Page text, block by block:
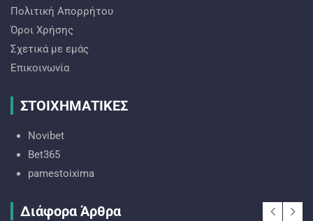
Πολιτική Απορρήτου
Όροι Χρήσης
Σχετικά με εμάς
Επικοινωνία
ΣΤΟΙΧΗΜΑΤΙΚΕΣ
Novibet
Bet365
pamestoixima
Διάφορα Άρθρα